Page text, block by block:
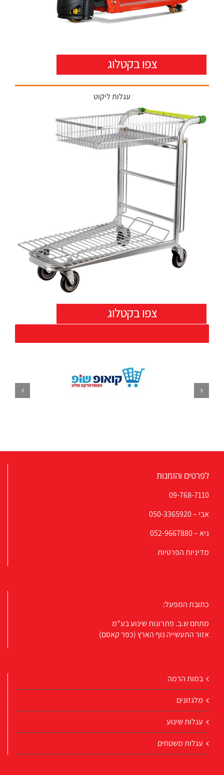
עגלות ליקוט
לפרטים והזמנות
09-768-7110
אבי –050-3365920
גיא –052-9667880
מדיניות הפרטיות
כתובת המפעל:
מתחם ש.ב. פתרונות שינוע בע”מ
אזור התעשייה נוף הארץ (כפר קאסם)
במות הרמה
מלגזונים
עגלות שינוע
עגלות משטחים